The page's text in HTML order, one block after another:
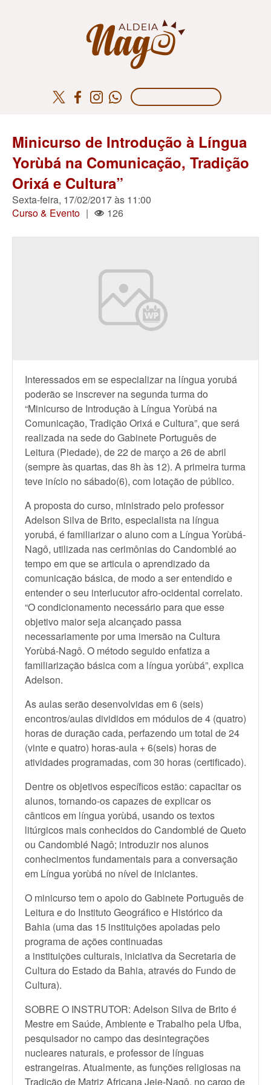
Minicurso de Introdução à Língua
Yorùbá na Comunicação, Tradição
Orixá e Cultura”
Sexta-feira, 17/02/2017 às 11:00
Curso & Evento | 126
Interessados em se especializar na língua yorubá
poderão se inscrever na segunda turma do
“Minicurso de Introdução à Língua Yorùbá na
Comunicação, Tradição Orixá e Cultura”, que será
realizada na sede do Gabinete Português de
Leitura (Piedade), de 22 de março a 26 de abril
(sempre às quartas, das 8h às 12). A primeira turma
teve início no sábado(6), com lotação de público.
A proposta do curso, ministrado pelo professor
Adelson Silva de Brito, especialista na língua
yorubá, é familiarizar o aluno com a Língua Yorùbá-
Nagô, utilizada nas cerimônias do Candomblé ao
tempo em que se articula o aprendizado da
comunicação básica, de modo a ser entendido e
entender o seu interlucutor afro-ocidental correlato.
“O condicionamento necessário para que esse
objetivo maior seja alcançado passa
necessariamente por uma imersão na Cultura
Yorùbá-Nagô. O método seguido enfatiza a
familiarização básica com a língua yorùbá”, explica
Adelson.
As aulas serão desenvolvidas em 6 (seis)
encontros/aulas divididos em módulos de 4 (quatro)
horas de duração cada, perfazendo um total de 24
(vinte e quatro) horas-aula + 6(seis) horas de
atividades programadas, com 30 horas (certificado).
Dentre os objetivos específicos estão: capacitar os
alunos, tornando-os capazes de explicar os
cânticos em língua yorùbá, usando os textos
litúrgicos mais conhecidos do Candomblé de Queto
ou Candomblé Nagô; introduzir nos alunos
conhecimentos fundamentais para a conversação
em Língua yorùbá no nível de iniciantes.
O minicurso tem o apoio do Gabinete Português de
Leitura e do Instituto Geográfico e Histórico da
Bahia (uma das 15 instituições apoiadas pelo
programa de ações continuadas
a instituições culturais, iniciativa da Secretaria de
Cultura do Estado da Bahia, através do Fundo de
Cultura).
SOBRE O INSTRUTOR: Adelson Silva de Brito é
Mestre em Saúde, Ambiente e Trabalho pela Ufba,
pesquisador no campo das desintegrações
nucleares naturais, e professor de línguas
estrangeiras. Atualmente, as funções religiosas na
Tradição de Matriz Africana Jeje-Nagô, no cargo de